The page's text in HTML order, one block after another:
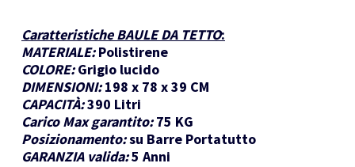
Caratteristiche BAULE DA TETTO:
MATERIALE: Polistirene
COLORE: Grigio lucido
DIMENSIONI: 198 x 78 x 39 CM
CAPACITÀ:390 Litri
Carico Max garantito: 75 KG
Posizionamento:su Barre Portatutto
GARANZIA valida:5 Anni